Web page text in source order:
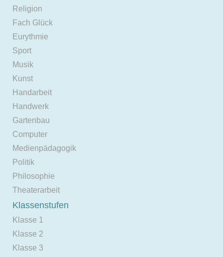
Religion
Fach Glück
Eurythmie
Sport
Musik
Kunst
Handarbeit
Handwerk
Gartenbau
Computer
Medienpädagogik
Politik
Philosophie
Theaterarbeit
Klassenstufen
Klasse 1
Klasse 2
Klasse 3